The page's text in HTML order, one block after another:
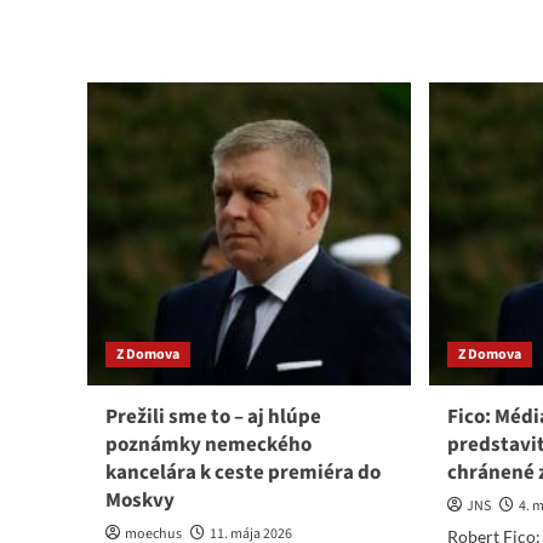
práca
a
postoje!
Z Domova
Prežili sme to – aj hlúpe
poznámky nemeckého
kancelára k ceste premiéra do
Moskvy
moechus
11. mája 2026
Z Domova
Fico:
chránené
JNS
4.
Robert